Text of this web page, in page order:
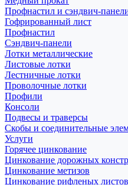
Профнастил и сэндвич-
Гофрированный лист
Профнастил
Сэндвич-панели
Лотки металлические
Листовые лотки
Лестничные лотки
Проволочные лотки
Профили
Консоли
Подвесы и траверсы
Скобы и соединительные
Услуги
Горячее цинкование
Цинкование дорожных
Цинкование метизов
Цинкование рифленых